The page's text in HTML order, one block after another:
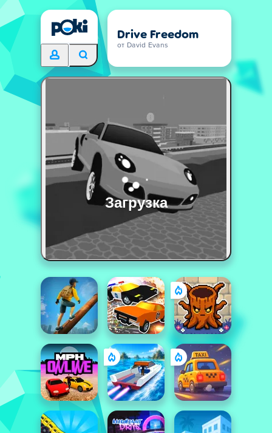
Drive Freedom
от David Evans
Загрузка